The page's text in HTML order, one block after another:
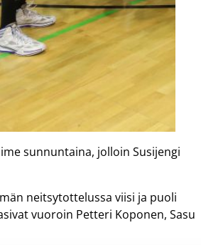
sunnuntaina, jolloin Susijengi
neitsytottelussa viisi ja puoli
vuoroin Petteri Koponen, Sasu